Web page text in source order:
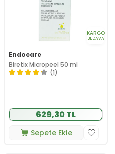
KARGO
BEDAVA
Endocare
Biretix Micropeel 50 ml
(1)
629,30 TL
Sepete Ekle